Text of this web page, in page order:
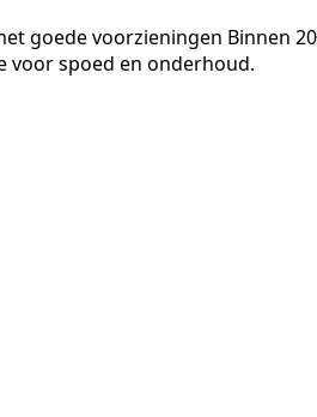
goede voorzieningen Binnen 20
voor spoed en onderhoud.